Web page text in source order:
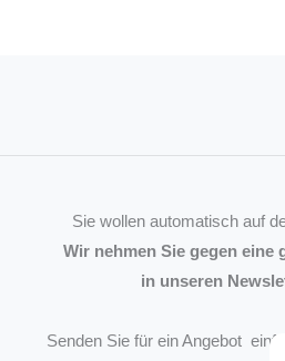
Sie wollen automatisch auf
Wir nehmen Sie gegen eine
in unseren
Senden Sie für ein Angebot